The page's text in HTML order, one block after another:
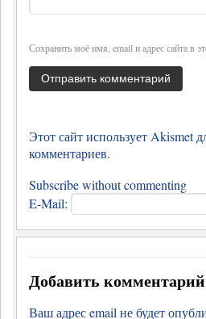
Сохранить моё имя, email и адрес сайта в
Этот сайт использует Akismet
комментариев.
Subscribe without commenting
E-Mail:
Добавить комментарий
Ваш адрес email не будет